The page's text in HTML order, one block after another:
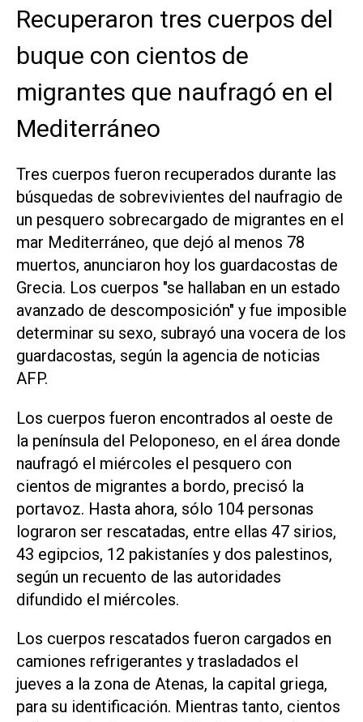
Recuperaron tres cuerpos del
buque con cientos de
migrantes que naufragó en el
Mediterráneo
Tres cuerpos fueron recuperados durante las
búsquedas de sobrevivientes del naufragio de
un pesquero sobrecargado de migrantes en el
mar Mediterráneo, que dejó al menos 78
muertos, anunciaron hoy los guardacostas de
Grecia. Los cuerpos "se hallaban en un estado
avanzado de descomposición" y fue imposible
determinar su sexo, subrayó una vocera de los
guardacostas, según la agencia de noticias
AFP.
Los cuerpos fueron encontrados al oeste de
la península del Peloponeso, en el área donde
naufragó el miércoles el pesquero con
cientos de migrantes a bordo, precisó la
portavoz. Hasta ahora, sólo 104 personas
lograron ser rescatadas, entre ellas 47 sirios,
43 egipcios, 12 pakistaníes y dos palestinos,
según un recuento de las autoridades
difundido el miércoles.
Los cuerpos rescatados fueron cargados en
camiones refrigerantes y trasladados el
jueves a la zona de Atenas, la capital griega,
para su identificación. Mientras tanto, cientos